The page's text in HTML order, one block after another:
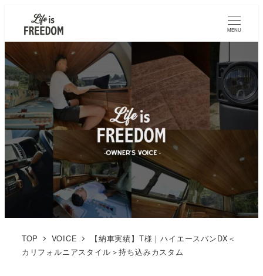
MENU
TOP VOICE
【納車実績】T様｜ハイエースバンDX＜
カリフォルニアスタイル＞持ち込みカスタム